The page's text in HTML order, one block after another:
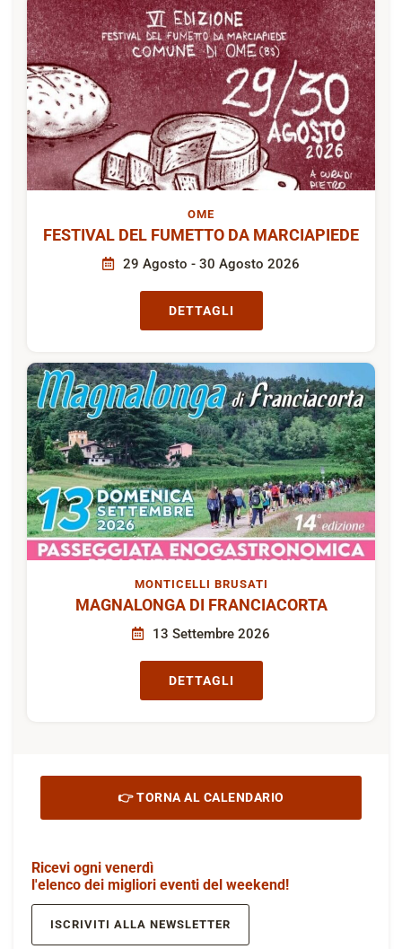
OME
FESTIVAL DEL FUMETTO DA MARCIAPIEDE
29 Agosto - 30 Agosto 2026
DETTAGLI
MONTICELLI BRUSATI
MAGNALONGA DI FRANCIACORTA
13 Settembre 2026
DETTAGLI
👉 TORNA AL CALENDARIO
Ricevi ogni venerdì
l'elenco dei migliori eventi del weekend!
ISCRIVITI ALLA NEWSLETTER